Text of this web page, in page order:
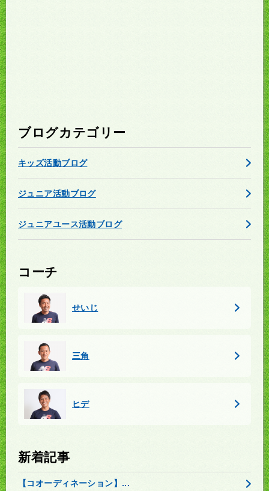
ブログカテゴリー
キッズ活動ブログ
ジュニア活動ブログ
ジュニアユース活動ブログ
コーチ
せいじ
三角
ヒデ
新着記事
【コオーディネーション】...